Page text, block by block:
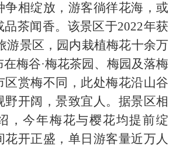
争相绽放，游客徜徉花海，或
品茶闻香。该景区于2022年获
游景区，园内栽植梅花十余万
梅谷·梅花茶园、梅园及落梅
区赏梅不同，此处梅花沿山谷
野开阔，景致宜人。据景区相
，今年梅花与樱花均提前绽
花开正盛，单日游客量近万人